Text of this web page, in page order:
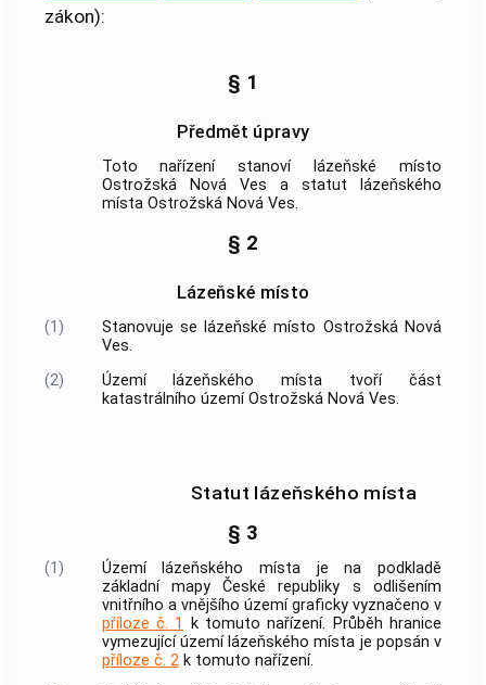
zákon):
§ 1
Předmět úpravy
Toto nařízení stanoví
lázeňské místo
Ostrožská Nová Ves a statut
lázeňského
místaOstrožská Nová Ves.
§ 2
Lázeňské místo
(1) Stanovuje se lázeňské místo Ostrožská Nová
Ves.
(2)
Území lázeňského místa tvoří část
katastrálního územíOstrožská Nová Ves.
Statut lázeňského místa
§ 3
(1) Území lázeňského místaje na podkladě
základní mapy České republiky s odlišením
vnitřního a vnějšího území graficky vyznačeno v
příloze č. 1
k tomuto nařízení. Průběh hranice
vymezující území lázeňského místa je popsán v
příloze č. 2k tomuto nařízení.